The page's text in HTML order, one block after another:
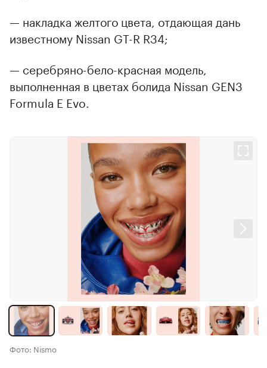
— накладка желтого цвета, отдающая дань
известному Nissan GT-R R34;
— серебряно-бело-красная модель,
выполненная в цветах болида Nissan GEN3
Formula E Evo.
Фото: Nismo